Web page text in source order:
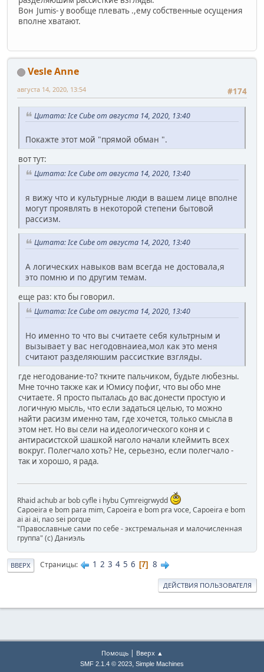
Вон Jumis- у вообще плевать .,ему собственные осущения
вполне хватают.
Vesle Anne
#174
августа 14, 2020, 13:54
Цитата: Ice Cube от августа 14, 2020, 13:40
Покажте этот мой "прямой обман ".
вот тут:
Цитата: Ice Cube от августа 14, 2020, 13:40
я вижу что и культурные люди в вашем лице вполне
могут проявлять в некоторой степени бытовой
рассизм.
Цитата: Ice Cube от августа 14, 2020, 13:40
А логических навыков вам всегда не достовала,я
это помню и по другим темам.
еще раз: кто бы говорил.
Цитата: Ice Cube от августа 14, 2020, 13:40
Но именно то что вы считаете себя культрным и
вызывает у вас негодовнаиеа,мол как это меня
считают разделяюшим рассисткие взгляды.
где негодование-то? ткните пальчиком, будьте любезны.
Мне точно также как и Юмису пофиг, что вы обо мне
считаете. Я просто пыталась до вас донести простую и
логичную мысль, что если задаться целью, то можно
найти расизм именно там, где хочется, только смысла в
этом нет. Но вы сели на идеологического коня и с
антирасистской шашкой наголо начали клеймить всех
вокруг. Полегчало хоть? Не, серьезно, если полегчало -
так и хорошо, я рада.
Rhaid achub ar bob cyfle i hybu Cymreigrwydd
Capoeira e bom para mim, Capoeira e bom pra voce, Capoeira e bom
ai ai ai, nao sei porque
"Православные сами по себе - экстремальная и малочисленная
группа" (с) Даниэль
ВВЕРХ Страницы 1 2 3 4 5 6 7 8
ДЕЙСТВИЯ ПОЛЬЗОВАТЕЛЯ
Помощь| Вверх ▲
SMF 2.1.4 © 2023, Simple Machines